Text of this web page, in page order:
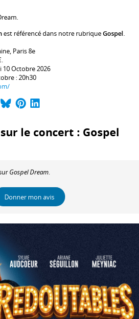
.
est référencé dans notre rubriqueGospel
, Paris 8e
10 Octobre 2026
: 20h30
le concert : Gospel
Gospel Dream.
Donner mon avis